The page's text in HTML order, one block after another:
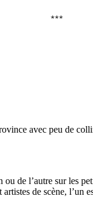
***
avec peu de
de l’autre sur les
de scène, l’un